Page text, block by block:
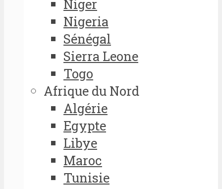
Niger
Nigeria
Sénégal
Sierra Leone
Togo
Afrique du Nord
Algérie
Egypte
Libye
Maroc
Tunisie